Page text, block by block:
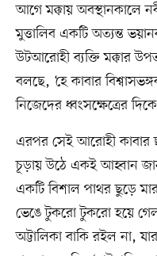
আগে মক্কায় অবস্থানকালে
মুত্তালিব একটি অত্যন্ত
উটআরোহী ব্যক্তি মক্কার
বলছে, ‘হে কাবার
নিজেদের ধ্বংসক্ষেত্রের
এরপর সেই আরোহী কাবার
চূড়ায় উঠে একই আহ্বান
একটি বিশাল পাথর ছুড়ে
ভেঙে টুকরো টুকরো হয়ে
অট্টালিকা বাকি রইল না,